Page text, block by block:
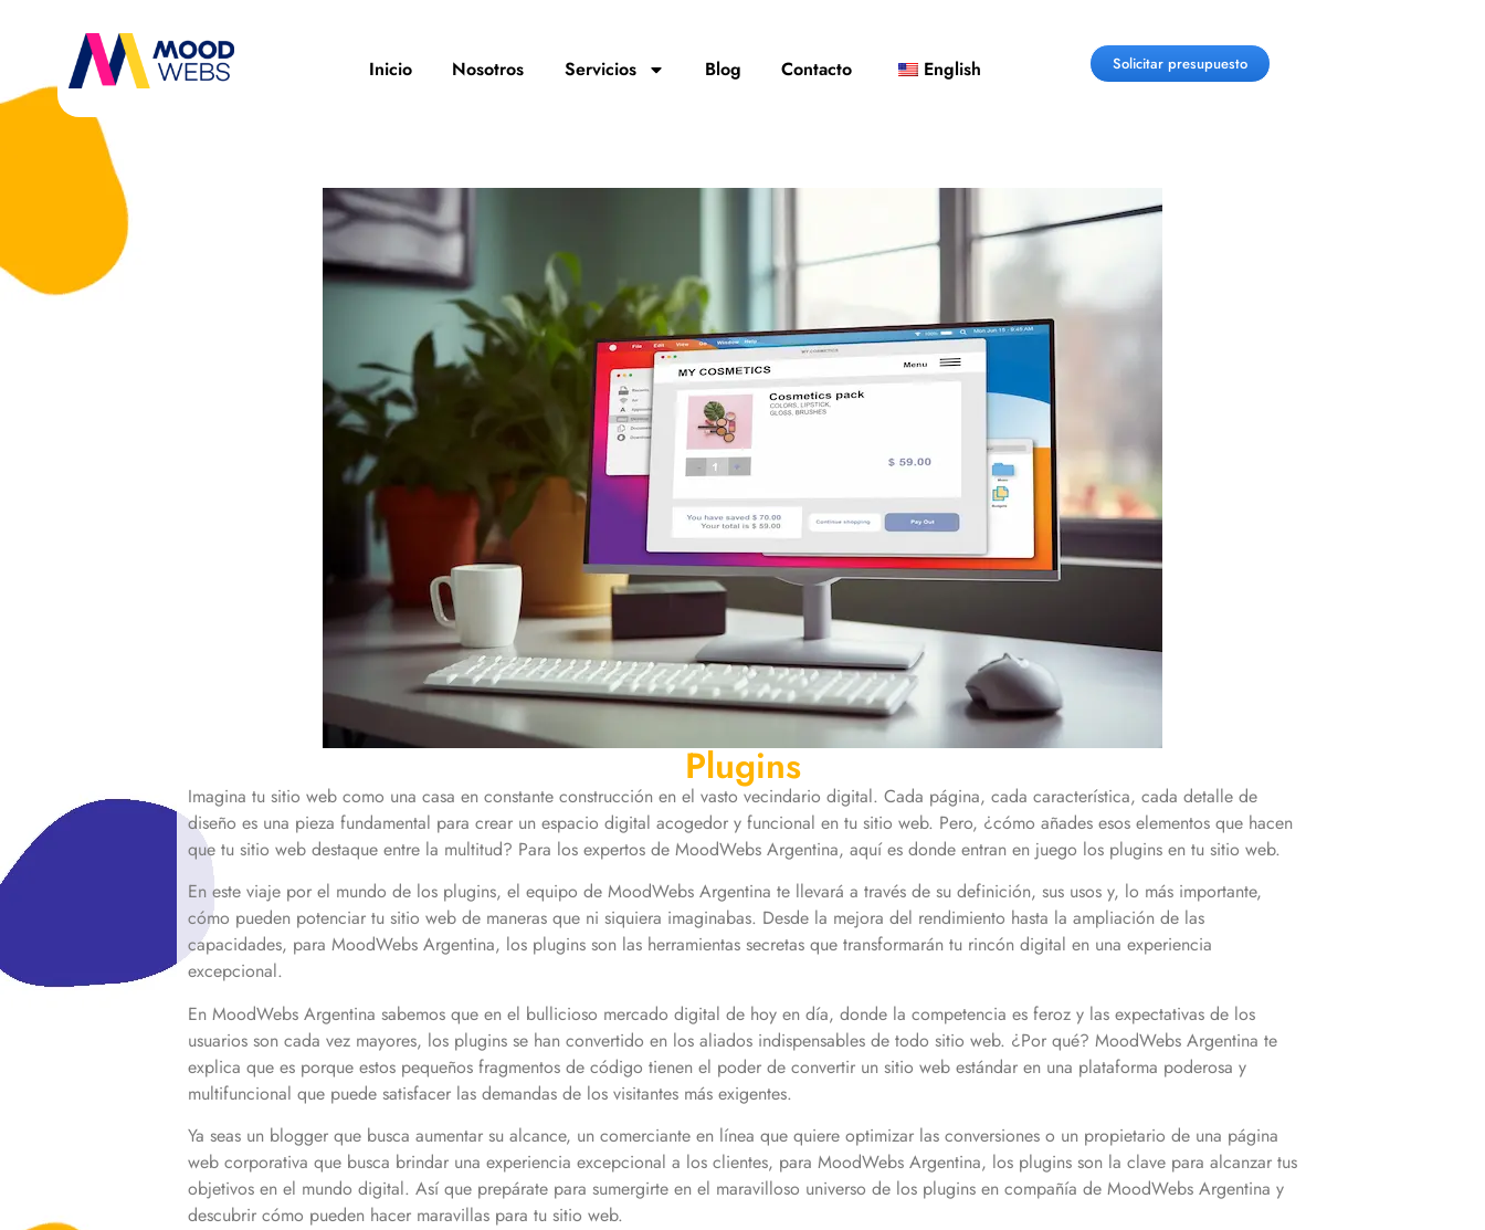
Inicio Nosotros Servicios Blog Contacto English Solicitar presupuesto
Plugins
Imagina tu sitio web como una casa en constante construcción en el vasto vecindario digital. Cada página, cada característica, cada detalle de
diseño es una pieza fundamental para crear un espacio digital acogedor y funcional en tu sitio web. Pero, ¿cómo añades esos elementos que hacen
que tu sitio web destaque entre la multitud? Para los expertos de MoodWebs Argentina, aquí es donde entran en juego los plugins en tu sitio web.
En este viaje por el mundo de los plugins, el equipo de MoodWebs Argentina te llevará a través de su definición, sus usos y, lo más importante,
cómo pueden potenciar tu sitio web de maneras que ni siquiera imaginabas. Desde la mejora del rendimiento hasta la ampliación de las
capacidades, para MoodWebs Argentina, los plugins son las herramientas secretas que transformarán tu rincón digital en una experiencia
excepcional.
En MoodWebs Argentina sabemos que en el bullicioso mercado digital de hoy en día, donde la competencia es feroz y las expectativas de los
usuarios son cada vez mayores, los plugins se han convertido en los aliados indispensables de todo sitio web. ¿Por qué? MoodWebs Argentina te
explica que es porque estos pequeños fragmentos de código tienen el poder de convertir un sitio web estándar en una plataforma poderosa y
multifuncional que puede satisfacer las demandas de los visitantes más exigentes.
Ya seas un blogger que busca aumentar su alcance, un comerciante en línea que quiere optimizar las conversiones o un propietario de una página
web corporativa que busca brindar una experiencia excepcional a los clientes, para MoodWebs Argentina, los plugins son la clave para alcanzar tus
objetivos en el mundo digital. Así que prepárate para sumergirte en el maravilloso universo de los plugins en compañía de MoodWebs Argentina y
descubrir cómo pueden hacer maravillas para tu sitio web.